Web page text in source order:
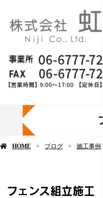
HOME ブログ 施工事例
フェンス組立施工